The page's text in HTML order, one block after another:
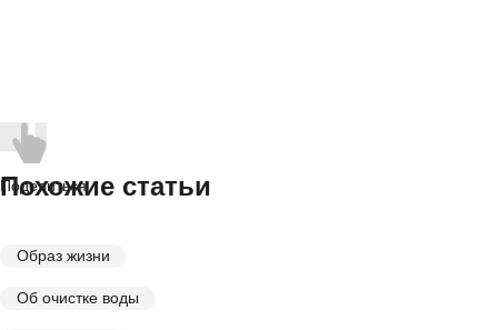
Поделиться
Образ жизни
Об очистке воды
Похожие статьи